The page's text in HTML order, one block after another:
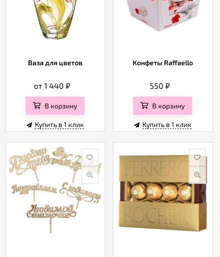
Ваза для цветов
от 1 440₽
В корзину
Купить в 1 клик
Конфеты Raffaello
550 ₽
В корзину
Купить в 1 клик